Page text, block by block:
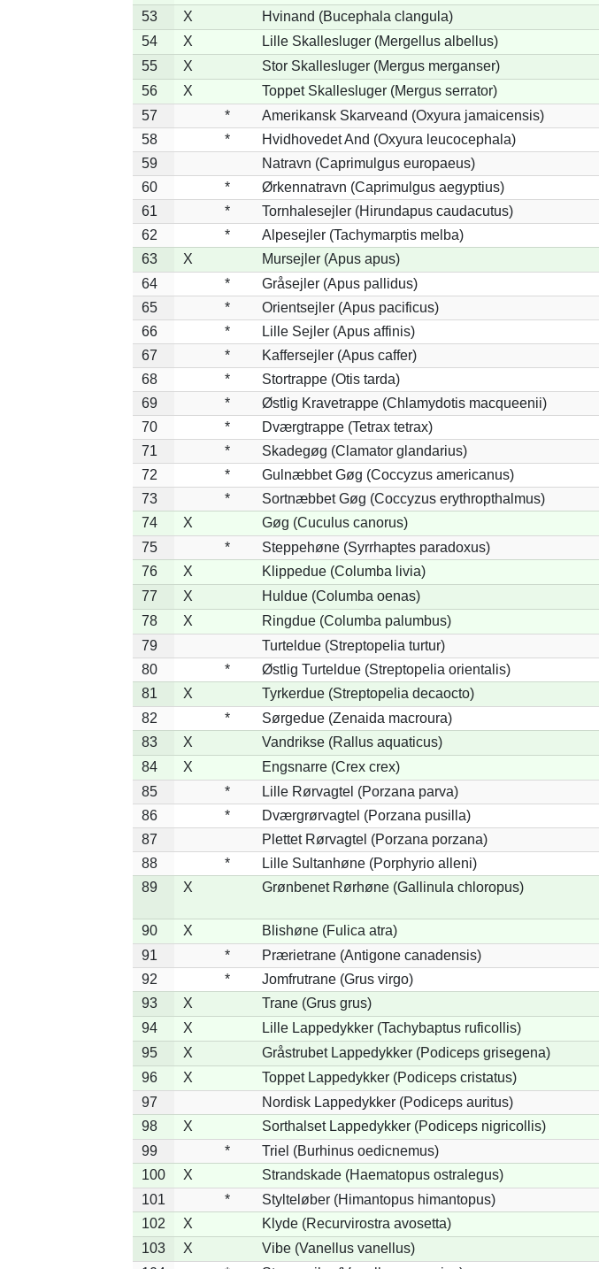
53
X Hvinand (Bucephala clangula)
54
X Lille Skallesluger (Mergellus albellus)
55
X Stor Skallesluger (Mergus merganser)
56
X Toppet Skallesluger (Mergus serrator)
57
*
Amerikansk Skarveand (Oxyura jamaicensis)
58
*
Hvidhovedet And (Oxyura leucocephala)
59
Natravn (Caprimulgus europaeus)
60
*
Ørkennatravn (Caprimulgus aegyptius)
61
*
Tornhalesejler (Hirundapus caudacutus)
62
*
Alpesejler (Tachymarptis melba)
63
X Mursejler (Apus apus)
64
*
Gråsejler (Apus pallidus)
65
*
Orientsejler (Apus pacificus)
66
*
Lille Sejler (Apus affinis)
67
*
Kaffersejler (Apus caffer)
68
*
Stortrappe (Otis tarda)
69
*
Østlig Kravetrappe (Chlamydotis macqueenii)
70
*
Dværgtrappe (Tetrax tetrax)
71
*
Skadegøg (Clamator glandarius)
72
*
Gulnæbbet Gøg (Coccyzus americanus)
73
*
Sortnæbbet Gøg (Coccyzus erythropthalmus)
74
X Gøg (Cuculus canorus)
75
*
Steppehøne (Syrrhaptes paradoxus)
76
X Klippedue (Columba livia)
77
X Huldue (Columba oenas)
78
X Ringdue (Columba palumbus)
79
Turteldue (Streptopelia turtur)
80
*
Østlig Turteldue (Streptopelia orientalis)
81
X Tyrkerdue (Streptopelia decaocto)
82
*
Sørgedue (Zenaida macroura)
83
X Vandrikse (Rallus aquaticus)
84
X Engsnarre (Crex crex)
85
*
Lille Rørvagtel (Porzana parva)
86
*
Dværgrørvagtel (Porzana pusilla)
87
Plettet Rørvagtel (Porzana porzana)
88
*
Lille Sultanhøne (Porphyrio alleni)
89
X Grønbenet Rørhøne (Gallinula chloropus)
90
X Blishøne (Fulica atra)
91
*
Prærietrane (Antigone canadensis)
92
*
Jomfrutrane (Grus virgo)
93
X Trane (Grus grus)
94
X Lille Lappedykker (Tachybaptus ruficollis)
95
X Gråstrubet Lappedykker (Podiceps grisegena)
96
X Toppet Lappedykker (Podiceps cristatus)
97
Nordisk Lappedykker (Podiceps auritus)
98
X Sorthalset Lappedykker (Podiceps nigricollis)
99
*
Triel (Burhinus oedicnemus)
100
X Strandskade (Haematopus ostralegus)
101
*
Stylteløber (Himantopus himantopus)
102
X Klyde (Recurvirostra avosetta)
103
X Vibe (Vanellus vanellus)